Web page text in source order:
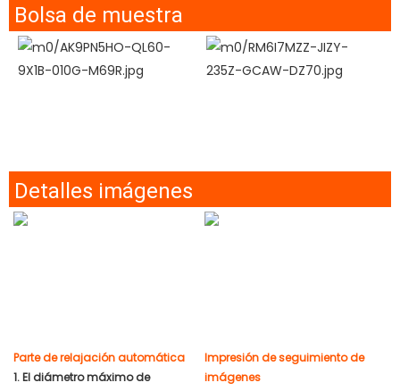
Bolsa de muestra
Detalles imágenes
Parte de relajación automática
1. El diámetro máximo de
Impresión de seguimiento de
imágenes